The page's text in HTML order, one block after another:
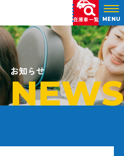
在庫車一覧 MENU
お知らせ
NEWS